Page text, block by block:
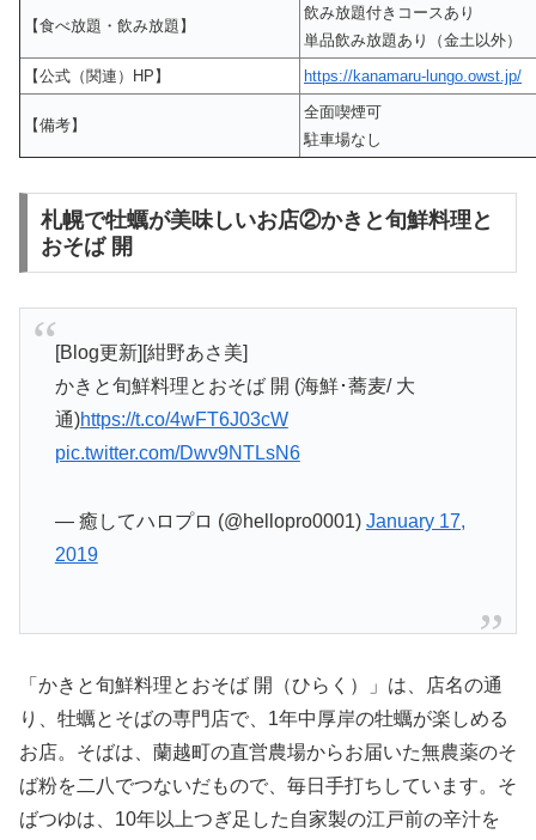
【食べ放題・飲み放題】
飲み放題付きコースあり
単品飲み放題あり（金土以外）
【公式（関連）HP】
https://kanamaru-lungo.owst.jp/
【備考】
全面喫煙可
駐車場なし
札幌で牡蠣が美味しいお店②かきと旬鮮料理と
おそば 開
[Blog更新][紺野あさ美]
かきと旬鮮料理とおそば 開 (海鮮･蕎麦/ 大
通)https://t.co/4wFT6J03cW
pic.twitter.com/Dwv9NTLsN6
— 癒してハロプロ (@hellopro0001) January 17,
2019
「かきと旬鮮料理とおそば 開（ひらく）」は、店名の通
り、牡蠣とそばの専門店で、1年中厚岸の牡蠣が楽しめる
お店。そばは、蘭越町の直営農場からお届いた無農薬のそ
ば粉を二八でつないだもので、毎日手打ちしています。そ
ばつゆは、10年以上つぎ足した自家製の江戸前の辛汁を